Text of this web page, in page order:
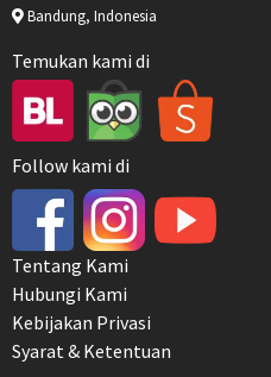
Bandung, Indonesia
Temukan kami di
Follow kami di
Tentang Kami
Hubungi Kami
Kebijakan Privasi
Syarat & Ketentuan